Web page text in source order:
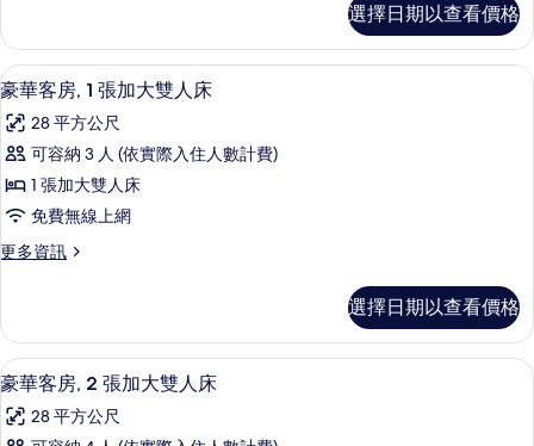
特
大
雙
人
床,
無
障
礙
有
相
片
客
房,
1
特
大
人
床,
障
情
選擇日期以查看價格
顯
示
豪
華
客
房,
1
加
大
雙
人
豪華客房, 1 張加大雙人床 | 高級寢具
12
豪華客房, 1 張加大雙人床
28 平方公尺
可容納 3 人 (依實際入住人數計費)
1 張加大雙人床
免費無線上網
更多資訊
更
客
房,
1
加
選擇日期以查看價格
顯
示
豪
高級寢具、羽絨被、客房內保險箱、書
14
豪華客房, 2 張加大雙人床
28 平方公尺